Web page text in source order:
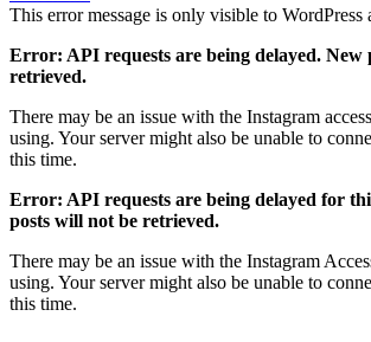
This error message is only visible to WordPress
Error: API requests are being delayed. New
retrieved.
There may be an issue with the Instagram
using. Your server might also be unable to
this time.
Error: API requests are being delayed for
posts will not be retrieved.
There may be an issue with the Instagram
using. Your server might also be unable to
this time.